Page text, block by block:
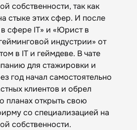
собственности, так как
стыке этих сфер. И после
сфере IT» и «‎Юрист в
индустрии»‎‎ от
в IT и геймдеве. В чате
для стажировки и
год начал самостоятельно
клиентов и обрел
планах открыть свою
со специализацией на
собственности.